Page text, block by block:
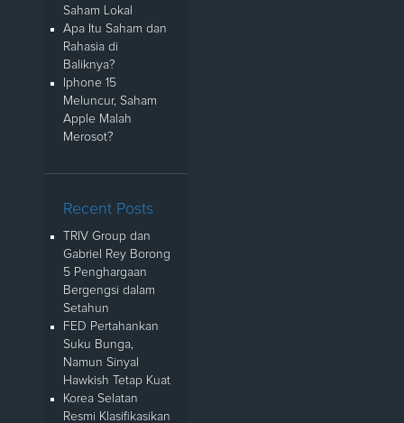
Saham Lokal
Apa Itu Saham dan
Rahasia di
Baliknya?
Iphone 15
Meluncur, Saham
Apple Malah
Merosot?
Recent Posts
TRIV Group dan
Gabriel Rey Borong
5 Penghargaan
Bergengsi dalam
Setahun
FED Pertahankan
Suku Bunga,
Namun Sinyal
Hawkish Tetap Kuat
Korea Selatan
Resmi Klasifikasikan